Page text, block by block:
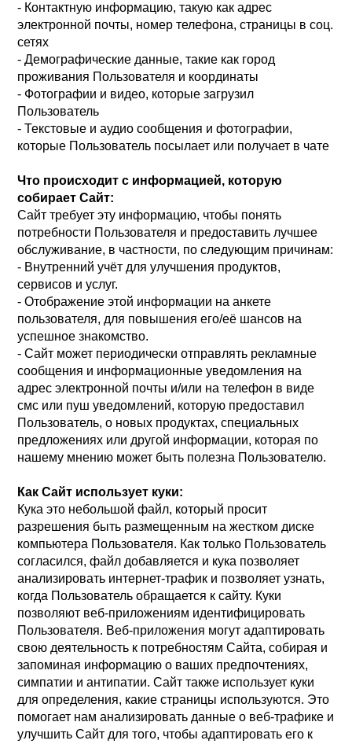
- Контактную информацию, такую ​​как адрес
электронной почты, номер телефона, страницы в соц.
сетях
- Демографические данные, такие как город
проживания Пользователя и координаты
- Фотографии и видео, которые загрузил
Пользователь
- Текстовые и аудио сообщения и фотографии,
которые Пользователь посылает или получает в чате
Что происходит с информацией, которую
собирает Сайт:
Сайт требует эту информацию, чтобы понять
потребности Пользователя и предоставить лучшее
обслуживание, в частности, по следующим причинам:
- Внутренний учёт для улучшения продуктов,
сервисов и услуг.
- Отображение этой информации на анкете
пользователя, для повышения его/её шансов на
успешное знакомство.
- Сайт может периодически отправлять рекламные
сообщения и информационные уведомления на
адрес электронной почты и/или на телефон в виде
смс или пуш уведомлений, которую предоставил
Пользователь, о новых продуктах, специальных
предложениях или другой информации, которая по
нашему мнению может быть полезна Пользователю.
Как Сайт использует куки:
Кука это небольшой файл, который просит
разрешения быть размещенным на жестком диске
компьютера Пользователя. Как только Пользователь
согласился, файл добавляется и кука позволяет
анализировать интернет-трафик и позволяет узнать,
когда Пользователь обращается к сайту. Куки
позволяют веб-приложениям идентифицировать
Пользователя. Веб-приложения могут адаптировать
свою деятельность к потребностям Сайта, собирая и
запоминая информацию о ваших предпочтениях,
симпатии и антипатии. Сайт также использует куки
для определения, какие страницы используются. Это
помогает нам анализировать данные о веб-трафике и
улучшить Сайт для того, чтобы адаптировать его к